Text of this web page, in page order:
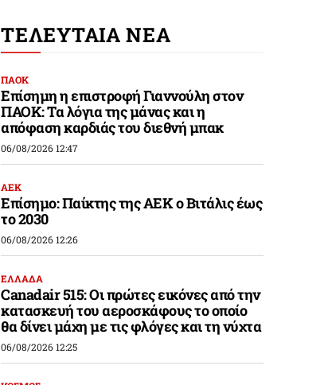
ΤΕΛΕΥΤΑΙΑ ΝΕΑ
ΠΑΟΚ
Επίσημη η επιστροφή Γιαννούλη στον
ΠΑΟΚ: Τα λόγια της μάνας και η
απόφαση καρδιάς του διεθνή μπακ
06/08/2026 12:47
ΑΕΚ
Επίσημο: Παίκτης της ΑΕΚ ο Βιτάλις έως
το 2030
06/08/2026 12:26
ΕΛΛΑΔΑ
Canadair 515: Οι πρώτες εικόνες από την
κατασκευή του αεροσκάφους το οποίο
θα δίνει μάχη με τις φλόγες και τη νύχτα
06/08/2026 12:25